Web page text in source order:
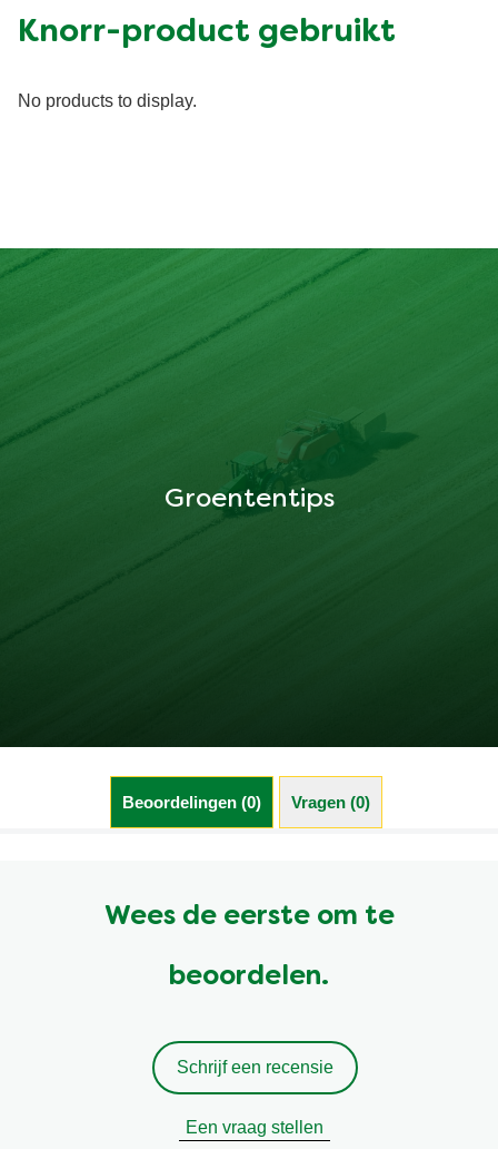
Knorr-product gebruikt
No products to display.
Groententips
Beoordelingen (0) Vragen (0)
Wees de eerste om te
beoordelen.
Schrijf een recensie
Een vraag stellen